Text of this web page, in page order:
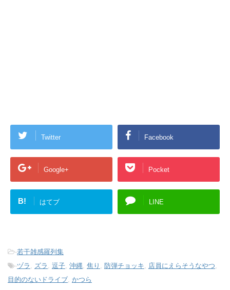
Twitter Facebook
Google+ Pocket
B! はてブ LINE
-若干雑感羅列集
-ヅラ , ズラ , 逗子, 沖縄, 焦り , 防弾チョッキ, 店員にえらそうなやつ,
目的のないドライブ, かつら